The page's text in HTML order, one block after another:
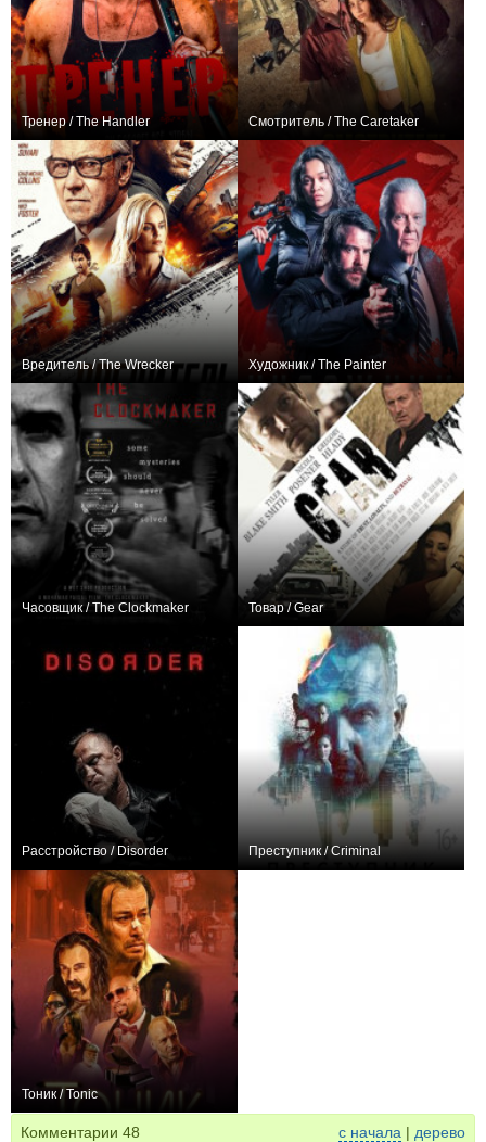
Тренер / The Handler Смотритель / The Caretaker
Вредитель / The Wrecker Художник / The Painter
Часовщик / The Clockmaker Товар / Gear
Расстройство / Disorder Преступник / Criminal
Тоник / Tonic
Комментарии 48 с начала | дерево